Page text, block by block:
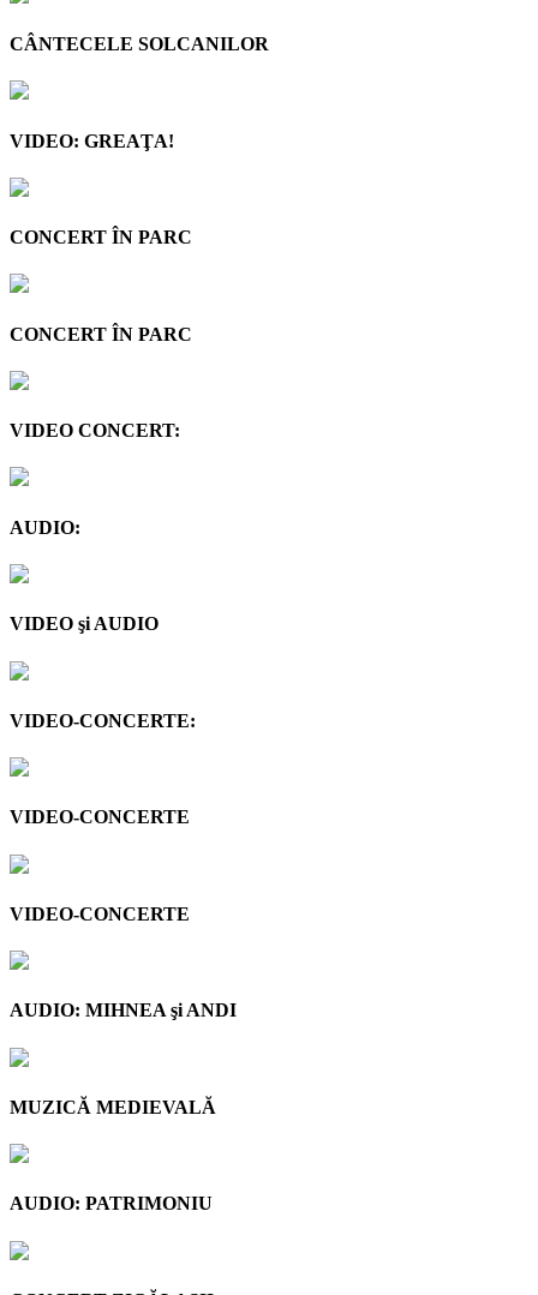
CÂNTECELE SOLCANILOR
VIDEO: GREAŢA!
CONCERT ÎN PARC
CONCERT ÎN PARC
VIDEO CONCERT:
AUDIO:
VIDEO şi AUDIO
VIDEO-CONCERTE:
VIDEO-CONCERTE
VIDEO-CONCERTE
AUDIO: MIHNEA şi ANDI
MUZICĂ MEDIEVALĂ
AUDIO: PATRIMONIU